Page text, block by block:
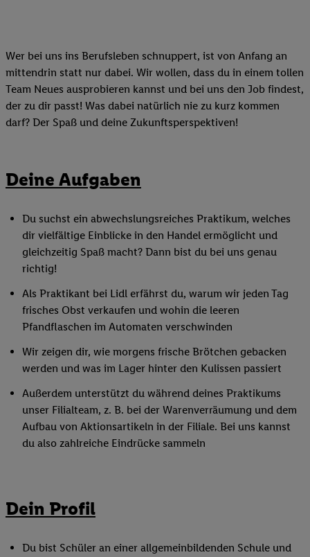
Wer bei uns ins Berufsleben schnuppert, ist von Anfang an
mittendrin statt nur dabei. Wir wollen, dass du in einem tollen
Team Neues ausprobieren kannst und bei uns den Job findest,
der zu dir passt! Was dabei natürlich nie zu kurz kommen
darf? Der Spaß und deine Zukunftsperspektiven!
Deine Aufgaben
Du suchst ein abwechslungsreiches Praktikum, welches
dir vielfältige Einblicke in den Handel ermöglicht und
gleichzeitig Spaß macht? Dann bist du bei uns genau
richtig!
Als Praktikant bei Lidl erfährst du, warum wir jeden Tag
frisches Obst verkaufen und wohin die leeren
Pfandflaschen im Automaten verschwinden
Wir zeigen dir, wie morgens frische Brötchen gebacken
werden und was im Lager hinter den Kulissen passiert
Außerdem unterstützt du während deines Praktikums
unser Filialteam, z. B. bei der Warenverräumung und dem
Aufbau von Aktionsartikeln in der Filiale. Bei uns kannst
du also zahlreiche Eindrücke sammeln
Dein Profil
Du bist Schüler an einer allgemeinbildenden Schule und